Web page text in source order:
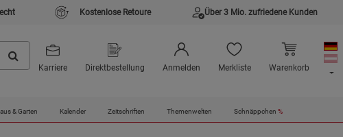
Kostenlose Retoure Über 3 Mio. zufriedene Kunden
Karriere Direktbestellung Anmelden Merkliste Warenkorb
& Garten Kalender Zeitschriften Themenwelten Schnäppchen %